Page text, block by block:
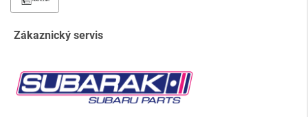
Zákaznický servis